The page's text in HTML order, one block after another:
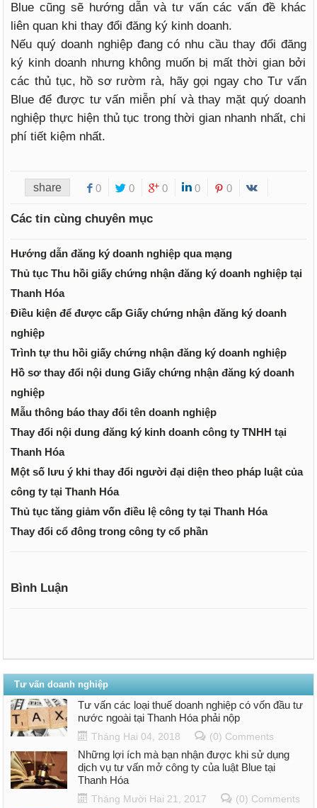
Blue cũng sẽ hướng dẫn và tư vấn các vấn đề khác
liên quan khi thay đổi đăng ký kinh doanh.
Nếu quý doanh nghiệp đang có nhu cầu thay đổi đăng
ký kinh doanh nhưng không muốn bị mất thời gian bởi
các thủ tục, hồ sơ rườm rà, hãy gọi ngay cho Tư vấn
Blue để được tư vấn miễn phí và thay mặt quý doanh
nghiệp thực hiện thủ tục trong thời gian nhanh nhất, chi
phí tiết kiệm nhất.
share 0 0 0 0 0
Các tin cùng chuyên mục
Hướng dẫn đăng ký doanh nghiệp qua mạng
Thủ tục Thu hồi giấy chứng nhận đăng ký doanh nghiệp tại
Thanh Hóa
Điều kiện để được cấp Giấy chứng nhận đăng ký doanh
nghiệp
Trình tự thu hồi giấy chứng nhận đăng ký doanh nghiệp
Hồ sơ thay đổi nội dung Giấy chứng nhận đăng ký doanh
nghiệp
Mẫu thông báo thay đổi tên doanh nghiệp
Thay đổi nội dung đăng ký kinh doanh công ty TNHH tại
Thanh Hóa
Một số lưu ý khi thay đổi người đại diện theo pháp luật của
công ty tại Thanh Hóa
Thủ tục tăng giảm vốn điều lệ công ty tại Thanh Hóa
Thay đổi cổ đông trong công ty cổ phần
Bình Luận
Tư vấn doanh nghiệp
Tư vấn các loại thuế doanh nghiệp có vốn đầu tư
nước ngoài tại Thanh Hóa phải nộp
Tháng Hai 04, 2018 (0) Comments
Những lợi ích mà bạn nhận được khi sử dụng
dịch vụ tư vấn mở công ty của luật Blue tại
Thanh Hóa
Tháng Mười Hai 21, 2017 (0) Comments